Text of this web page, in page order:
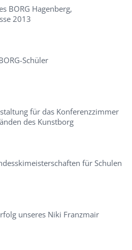
BORG Hagenberg,
2013
Schüler
für das Konferenzzimmer
des Kunstborg
für Schulen
unseres Niki Franzmair